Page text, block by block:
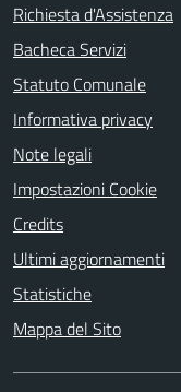
Richiesta d'Assistenza
Bacheca Servizi
Statuto Comunale
Informativa privacy
Note legali
Impostazioni Cookie
Credits
Ultimi aggiornamenti
Statistiche
Mappa del Sito